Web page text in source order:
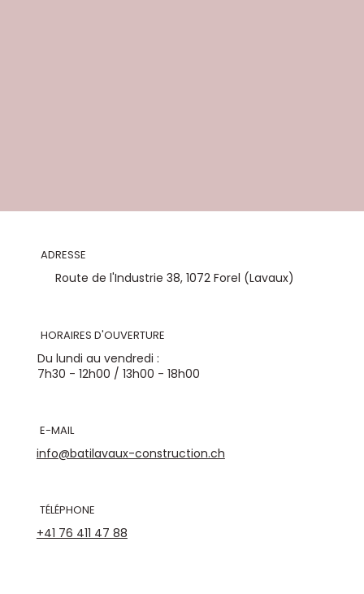
Route de l'Industrie 38, 1072 Forel (Lavaux)
ADRESSE
Du lundi au vendredi :
7h30 - 12h00 / 13h00 - 18h00
HORAIRES D'OUVERTURE
info@batilavaux-construction.ch
E-MAIL
+41 76 411 47 88
TÉLÉPHONE